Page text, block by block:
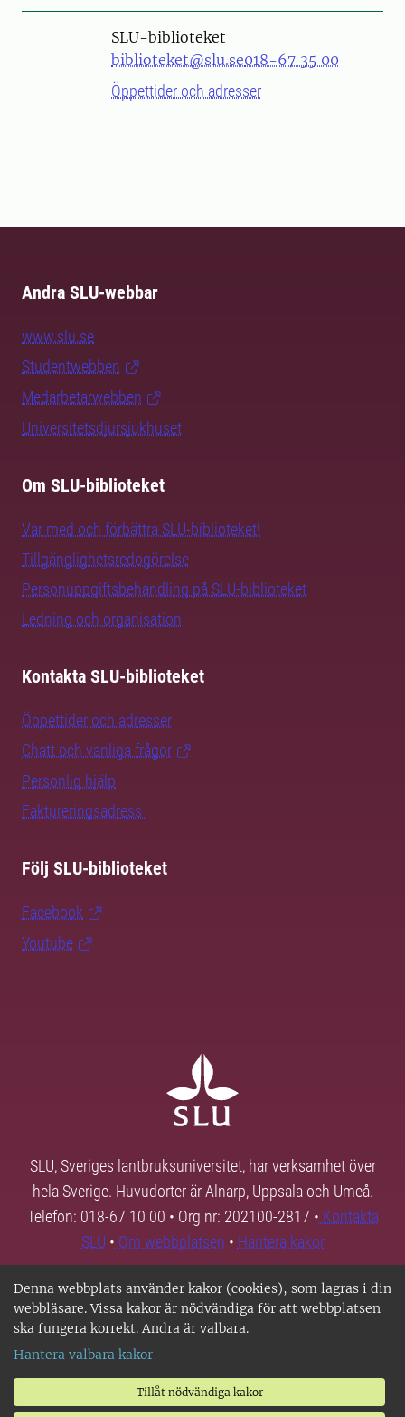
Denna webbplats använder kakor (cookies), som lagras i din
webbläsare. Vissa kakor är nödvändiga för att webbplatsen
ska fungera korrekt. Andra är valbara.
Hantera valbara kakor
Tillåt nödvändiga kakor
SLU-biblioteket
biblioteket@slu.se018-67 35 00
Öppettider och adresser
Andra SLU-webbar
www.slu.se
Studentwebben
Medarbetarwebben
Universitetsdjursjukhuset
Om SLU-biblioteket
Var med och förbättra SLU-biblioteket!
Tillgänglighetsredogörelse
Personuppgiftsbehandling på SLU-biblioteket
Ledning och organisation
Kontakta SLU-biblioteket
Öppettider och adresser
Chatt och vanliga frågor
Personlig hjälp
Faktureringsadress
Följ SLU-biblioteket
Facebook
Youtube
SLU, Sveriges lantbruksuniversitet, har verksamhet över
hela Sverige. Huvudorter är Alnarp, Uppsala och Umeå.
Telefon: 018-67 10 00 • Org nr: 202100-2817 • Kontakta
SLU • Om webbplatsen • Hantera kakor